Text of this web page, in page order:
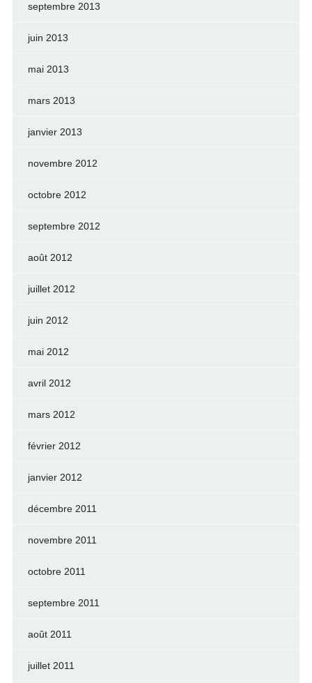
septembre 2013
juin 2013
mai 2013
mars 2013
janvier 2013
novembre 2012
octobre 2012
septembre 2012
août 2012
juillet 2012
juin 2012
mai 2012
avril 2012
mars 2012
février 2012
janvier 2012
décembre 2011
novembre 2011
octobre 2011
septembre 2011
août 2011
juillet 2011